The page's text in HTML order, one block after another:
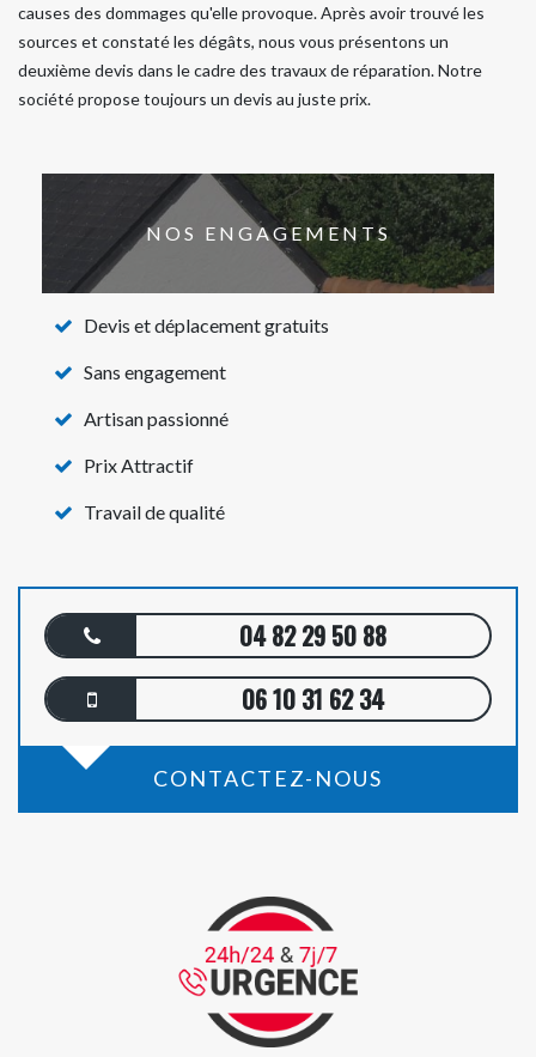
causes des dommages qu'elle provoque. Après avoir trouvé les
sources et constaté les dégâts, nous vous présentons un
deuxième devis dans le cadre des travaux de réparation. Notre
société propose toujours un devis au juste prix.
NOS ENGAGEMENTS
Devis et déplacement gratuits
Sans engagement
Artisan passionné
Prix Attractif
Travail de qualité
04 82 29 50 88
06 10 31 62 34
CONTACTEZ-NOUS